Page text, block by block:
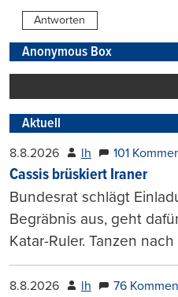
Antworten
Anonymous Box
Aktuell
8.8.2026 lh 101
Cassis brüskiert Iraner
Bundesrat schlägt
Begräbnis aus, geht
Katar-Ruler. Tanzen
8.8.2026 lh 76